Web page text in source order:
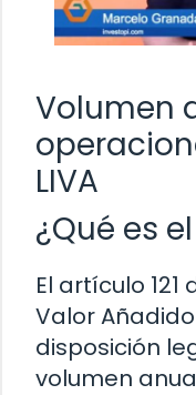
Volumen
LIVA
¿Qué es
El artículo
Valor
disposición
volumen